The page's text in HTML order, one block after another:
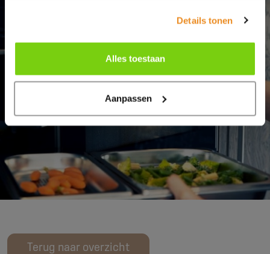
Details tonen
Alles toestaan
Aanpassen
Terug naar overzicht